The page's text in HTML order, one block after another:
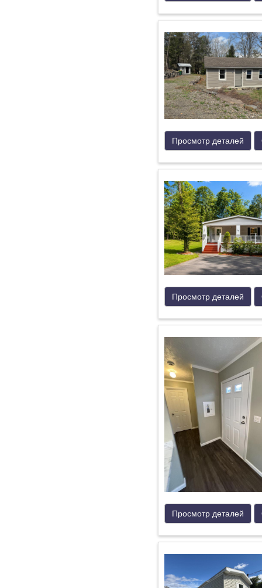
Просмотр деталей
Просмотр деталей
Просмотр деталей